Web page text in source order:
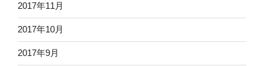
2017年11月
2017年10月
2017年9月